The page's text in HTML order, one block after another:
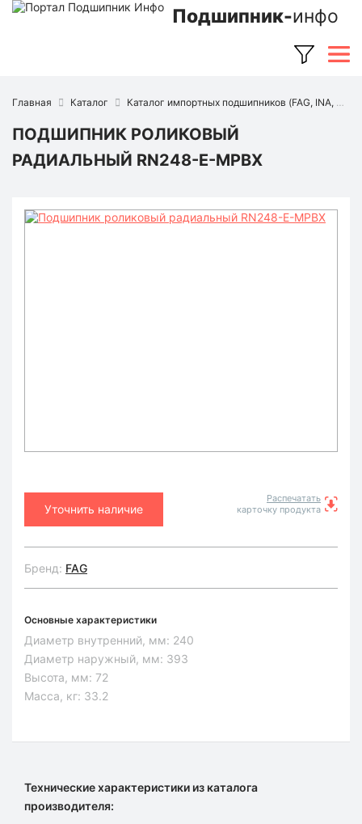
Подшипник-инфо
Главная Каталог Каталог импортных подшипников (FAG, INA, SKF, NSK, Timken и др.)
ПОДШИПНИК РОЛИКОВЫЙ
РАДИАЛЬНЫЙ RN248-E-MPBX
Уточнить наличие
Распечатать
карточку продукта
Бренд: FAG
Основные характеристики
Диаметр внутренний, мм: 240
Диаметр наружный, мм: 393
Высота, мм: 72
Масса, кг: 33.2
Технические характеристики из каталога
производителя: